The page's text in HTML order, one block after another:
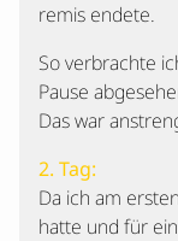
remis endete.
So verbrachte
Pause
Das war
2. Tag:
Da ich am
hatte und für